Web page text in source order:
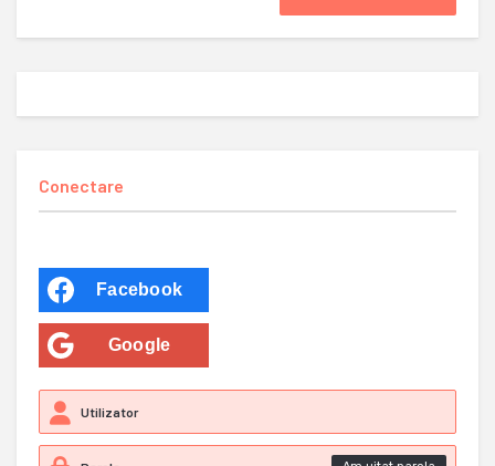
Conectare
Facebook
Google